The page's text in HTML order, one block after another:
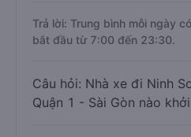
Trả lời: Trung bình mỗi ngày
bắt đầu từ 7:00 đến 23:30.
Câu hỏi: Nhà xe đi Ninh
Quận 1 - Sài Gòn nào